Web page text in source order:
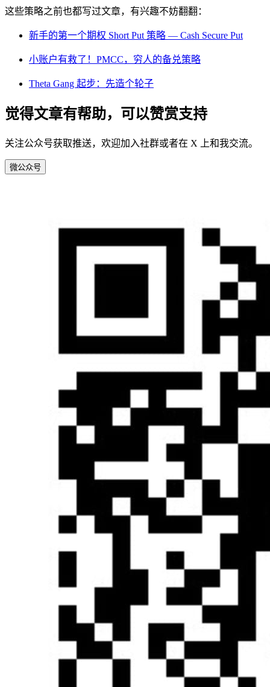
这些策略之前也都写过文章，有兴趣不妨翻翻：
新手的第一个期权 Short Put 策略 — Cash Secure Put
小账户有救了！PMCC，穷人的备兑策略
Theta Gang 起步：先造个轮子
觉得文章有帮助，可以赞赏支持
关注公众号获取推送，欢迎加入社群或者在 X 上和我交流。
微公众号